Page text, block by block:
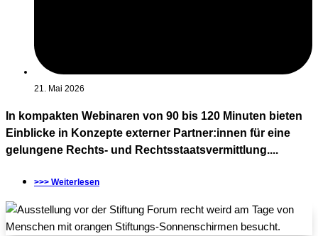
21. Mai 2026
In kompakten Webinaren von 90 bis 120 Minuten bieten
Einblicke in Konzepte externer Partner:innen für eine
gelungene Rechts- und Rechtsstaatsvermittlung....
>>> Weiterlesen